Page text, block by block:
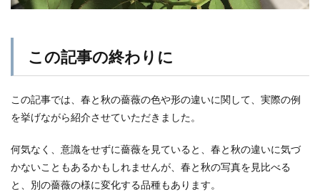
この記事の終わりに
この記事では、春と秋の薔薇の色や形の違いに関して、実際の例
を挙げながら紹介させていただきました。
何気なく、意識をせずに薔薇を見ていると、春と秋の違いに気づ
かないこともあるかもしれませんが、春と秋の写真を見比べる
と、別の薔薇の様に変化する品種もあります。